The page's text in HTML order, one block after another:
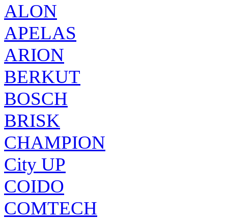
ALON
APELAS
ARION
BERKUT
BOSCH
BRISK
CHAMPION
City UP
COIDO
COMTECH